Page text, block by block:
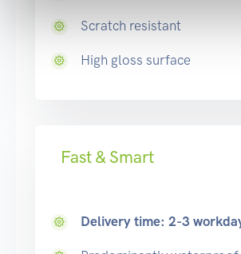
Scratch resistant
High gloss surface
Fast & Smart
Delivery time: 2-3